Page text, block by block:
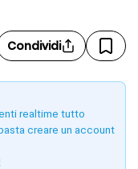
Condividi
realtime tutto
creare un account